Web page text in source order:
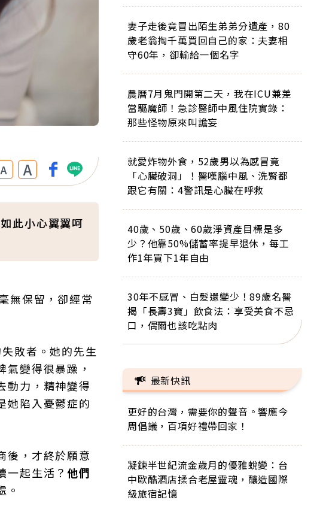
A A
此小心翼翼呵
無保留，卻經常
敗者。她的先生
變得很暴躁，
動力，精神變得
她陷入憂鬱症的
後，才終於願意
一起生活？他們
。
妻子走後竟冒出陌生弟弟分遺產，80
歲老翁掏千萬買回自己的家：夫妻相
守60年，卻輸給一個名字
農曆7月鬼門開第二天，我在ICU兼差
當驅魔師！急診醫師中風住院實錄：
那些怪物原來叫譫妄
就愛炸物外食，52歲男以為感冒竟
「心臟破洞」！醫嘆腦中風、洗腎都
跟它有關：4警訊是心臟在呼救
40歲、50歲、60歲淨資產目標是多
少？他靠50%儲蓄率提早退休，每工
作1年買下1年自由
30年不感冒、白髮還變少！89歲名醫
揭「長壽3寶」飲食法：享受美食不忌
口，偶爾也該吃點肉
最新快訊
更好的台灣，需要你的聲音。響應今
周倡議，百項好禮帶回家！
凝鍊半世紀流金歲月的優雅蛻變：台
中歐酷酒店揉合老屋靈魂，釀造國際
級旅宿記憶